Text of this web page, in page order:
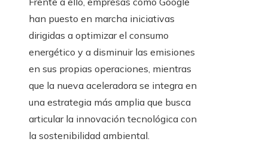
han puesto en marcha iniciativas
dirigidas a optimizar el consumo
energético y a disminuir las emisiones
en sus propias operaciones, mientras
que la nueva aceleradora se integra en
una estrategia más amplia que busca
articular la innovación tecnológica con
la sostenibilidad ambiental.